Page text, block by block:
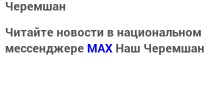
Черемшан
Читайте новости в национальном
мессенджере MАХ Наш Черемшан